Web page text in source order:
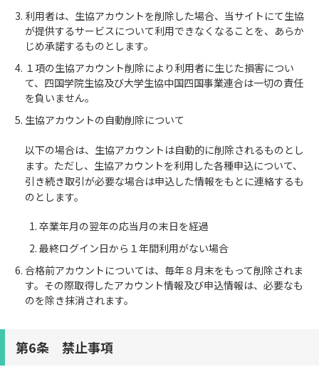
利用者は、生協アカウントを削除した場合、当サイトにて生協
が提供するサービスについて利用できなくなることを、あらか
じめ承諾するものとします。
１項の生協アカウント削除により利用者に生じた損害につい
て、四国学院生協及び大学生協中国四国事業連合は一切の責任
を負いません。
生協アカウントの自動削除について
以下の場合は、生協アカウントは自動的に削除されるものとし
ます。ただし、生協アカウントを利用した各種申込について、
引き続き取引が必要な場合は申込した情報をもとに連絡するも
のとします。
卒業年月の翌年の応当月の末日を経過
最終ログイン日から１年間利用がない場合
合格前アカウントについては、毎年８月末をもって削除されま
す。その際取得したアカウント情報及び申込情報は、必要なも
のを除き抹消されます。
第6条 禁止事項